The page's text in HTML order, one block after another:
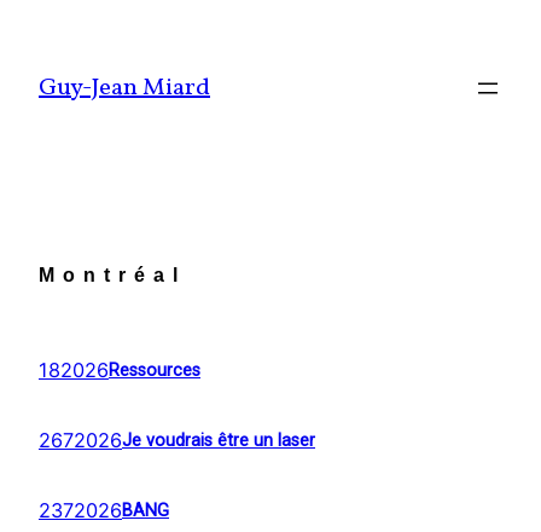
contenu
Guy-Jean Miard
Montréal
182026Ressources
2672026Je voudrais être un laser
2372026BANG